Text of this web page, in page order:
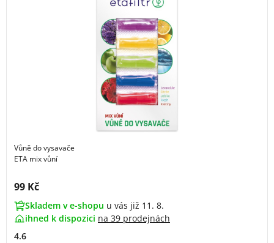
Vůně do vysavače
ETA mix vůní
Cena s DPH:
99 Kč
Skladem v e-shopu u vás již 11. 8.
ihned k dispozici na 39 prodejnách
4.6